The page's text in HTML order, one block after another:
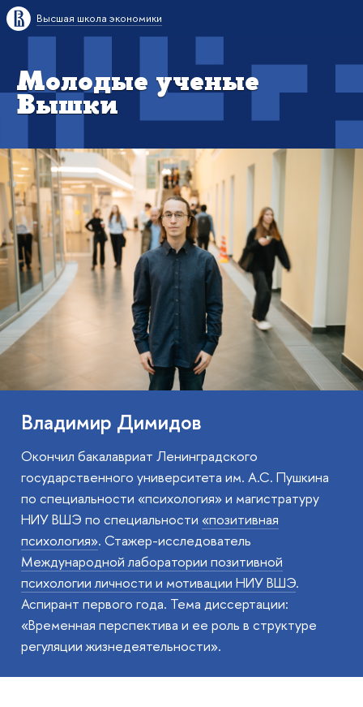
Высшая школа экономики
Молодые ученые
Вышки
Владимир Димидов
Окончил бакалавриат Ленинградского
государственного университета им. А.С. Пушкина
по специальности «психология» и магистратуру
НИУ ВШЭ по специальности «позитивная
психология». Стажер-исследователь
Международной лаборатории позитивной
психологии личности и мотивации НИУ ВШЭ.
Аспирант первого года. Тема диссертации:
«Временная перспектива и ее роль в структуре
регуляции жизнедеятельности».